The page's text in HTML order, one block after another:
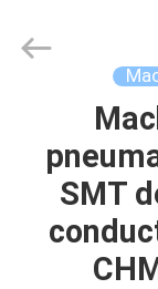
MAISON
PRODUITS
VIDÉOS
CHARMHIGH
TECHNOLOGY
SMT